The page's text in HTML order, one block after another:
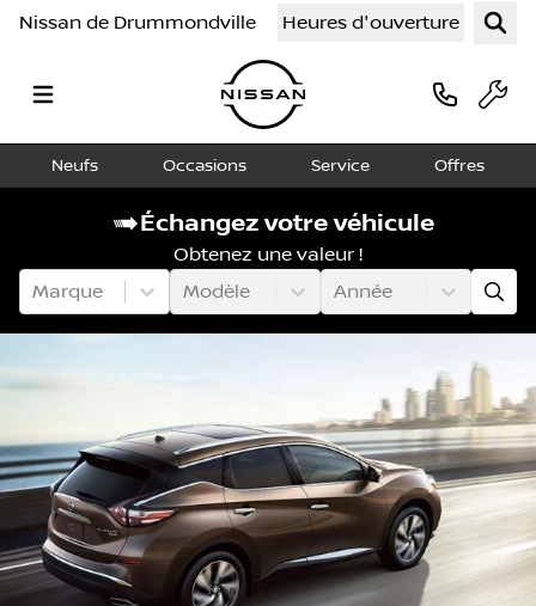
Nissan de Drummondville Heures d'ouverture
Neufs Occasions Service Offres
Échangez votre véhicule
Obtenez une valeur !
Marque
Modèle Année